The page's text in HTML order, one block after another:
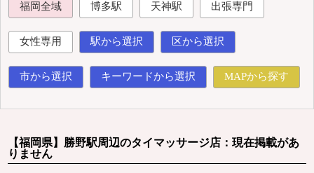
福岡全域 博多駅 天神駅 出張専門
女性専用 駅から選択 区から選択
市から選択 キーワードから選択 MAPから探す
【福岡県】勝野駅周辺のタイマッサージ店：現在掲載があ
りません